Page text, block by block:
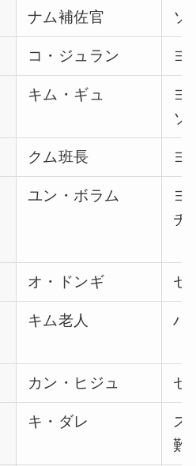
ナム補佐官 ソ
コ・ジュラン ヨ
キム・ギュ
ヨ
ソ
クム班長 ヨ
ユン・ボラム
ヨ
チ
オ・ドンギ セ
キム老人 ハ
カン・ヒジュ セ
キ・ダレ
ス
難